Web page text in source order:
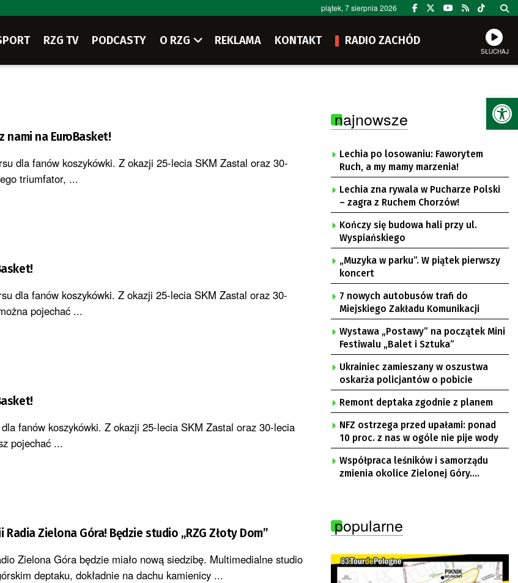
piątek, 7 sierpnia 2026
RZG TV PODCASTY O RZG REKLAMA KONTAKT RADIO ZACHÓD
SŁUCHAJ
nami na EuroBasket!
dla fanów koszykówki. Z okazji 25-lecia SKM Zastal oraz 30-
triumfator, ...
dla fanów koszykówki. Z okazji 25-lecia SKM Zastal oraz 30-
pojechać ...
fanów koszykówki. Z okazji 25-lecia SKM Zastal oraz 30-lecia
pojechać ...
Zielona Góra! Będzie studio „RZG Złoty Dom”
Zielona Góra będzie miało nową siedzibę. Multimedialne studio
deptaku, dokładnie na dachu kamienicy ...
najnowsze
Lechia po losowaniu: Faworytem
Ruch, a my mamy marzenia!
Lechia zna rywala w Pucharze Polski
– zagra z Ruchem Chorzów!
Kończy się budowa hali przy ul.
Wyspiańskiego
„Muzyka w parku”. W piątek pierwszy
koncert
7 nowych autobusów trafi do
Miejskiego Zakładu Komunikacji
Wystawa „Postawy” na początek Mini
Festiwalu „Balet i Sztuka”
Ukrainiec zamieszany w oszustwa
oskarża policjantów o pobicie
Remont deptaka zgodnie z planem
NFZ ostrzega przed upałami: ponad
10 proc. z nas w ogóle nie pije wody
Współpraca leśników i samorządu
zmienia okolice Zielonej Góry.
popularne